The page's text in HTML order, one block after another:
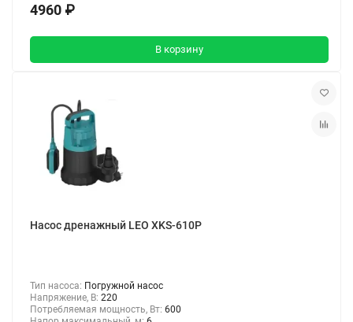
Насосы для бассейнов и джакузи
4960 ₽
В корзину
Насос дренажный LEO XKS-610P
Тип насоса: Погружной насос
Напряжение, В: 220
Потребляемая мощность, Вт: 600